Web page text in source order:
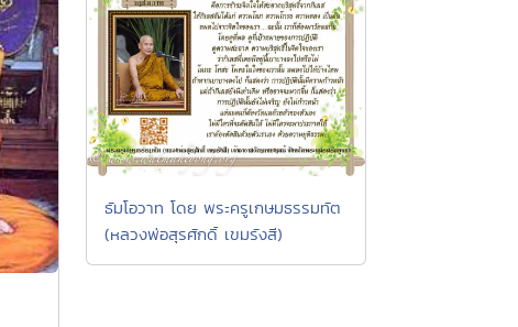
ธัมโอวาท โดย พระครูเกษมธรรมทัต
(หลวงพ่อสุรศักดิ์ เขมรังสี)